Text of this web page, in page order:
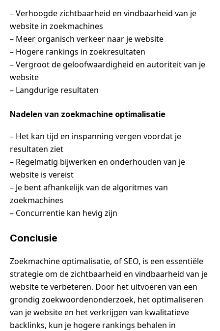
– Verhoogde zichtbaarheid en vindbaarheid van je
website in zoekmachines
– Meer organisch verkeer naar je website
– Hogere rankings in zoekresultaten
– Vergroot de geloofwaardigheid en autoriteit van je
website
– Langdurige resultaten
Nadelen van zoekmachine optimalisatie
– Het kan tijd en inspanning vergen voordat je
resultaten ziet
– Regelmatig bijwerken en onderhouden van je
website is vereist
– Je bent afhankelijk van de algoritmes van
zoekmachines
– Concurrentie kan hevig zijn
Conclusie
Zoekmachine optimalisatie, of SEO, is een essentiële
strategie om de zichtbaarheid en vindbaarheid van je
website te verbeteren. Door het uitvoeren van een
grondig zoekwoordenonderzoek, het optimaliseren
van je website en het verkrijgen van kwalitatieve
backlinks, kun je hogere rankings behalen in